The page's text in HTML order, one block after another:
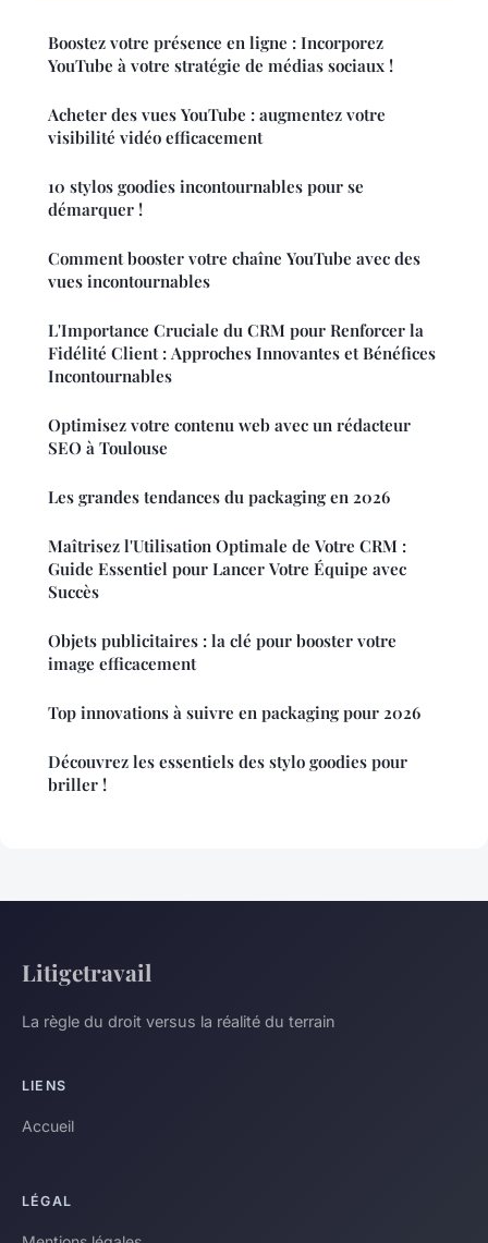
Boostez votre présence en ligne : Incorporez
YouTube à votre stratégie de médias sociaux !
Acheter des vues YouTube : augmentez votre
visibilité vidéo efficacement
10 stylos goodies incontournables pour se
démarquer !
Comment booster votre chaîne YouTube avec des
vues incontournables
L'Importance Cruciale du CRM pour Renforcer la
Fidélité Client : Approches Innovantes et Bénéfices
Incontournables
Optimisez votre contenu web avec un rédacteur
SEO à Toulouse
Les grandes tendances du packaging en 2026
Maîtrisez l'Utilisation Optimale de Votre CRM :
Guide Essentiel pour Lancer Votre Équipe avec
Succès
Objets publicitaires : la clé pour booster votre
image efficacement
Top innovations à suivre en packaging pour 2026
Découvrez les essentiels des stylo goodies pour
briller !
Litigetravail
La règle du droit versus la réalité du terrain
LIENS
Accueil
LÉGAL